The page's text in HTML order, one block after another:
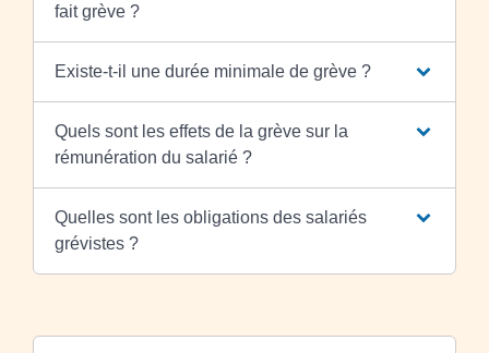
fait grève ?
Existe-t-il une durée minimale de grève ?
Quels sont les effets de la grève sur la
rémunération du salarié ?
Quelles sont les obligations des salariés
grévistes ?